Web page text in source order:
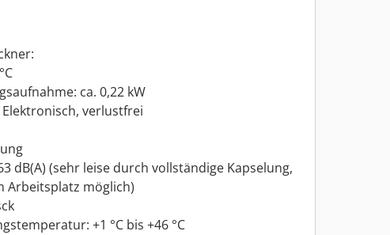
ca. 0,22 kW
verlustfrei
dB(A) (sehr leise durch vollständige Kapselung,
Arbeitsplatz möglich)
+1 °C bis +46 °C